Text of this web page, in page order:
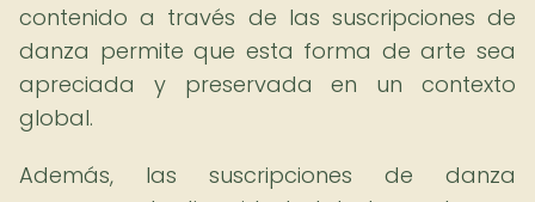
contenido a través de las suscripciones de
danza permite que esta forma de arte sea
apreciada y preservada en un contexto
global.
Además, las suscripciones de danza